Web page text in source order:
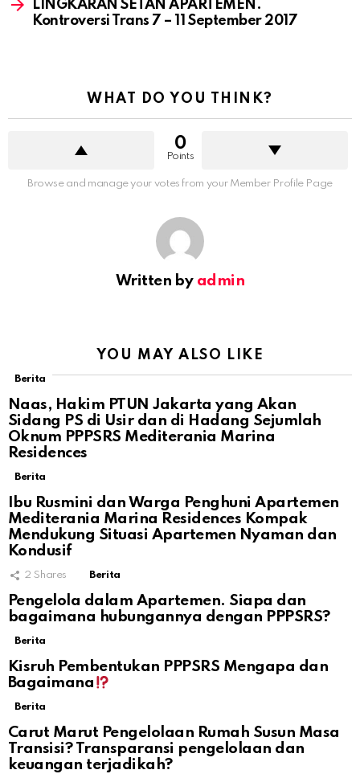
LINGKARAN SETAN APARTEMEN.
Kontroversi Trans 7 – 11 September 2017
WHAT DO YOU THINK?
0
Points
Browse and manage your votes from your Member Profile Page
Written by admin
YOU MAY ALSO LIKE
Berita
Naas, Hakim PTUN Jakarta yang Akan
Sidang PS di Usir dan di Hadang Sejumlah
Oknum PPPSRS Mediterania Marina
Residences
Berita
Ibu Rusmini dan Warga Penghuni Apartemen
Mediterania Marina Residences Kompak
Mendukung Situasi Apartemen Nyaman dan
Kondusif
2 Shares Berita
Pengelola dalam Apartemen. Siapa dan
bagaimana hubungannya dengan PPPSRS?
Berita
Kisruh Pembentukan PPPSRS Mengapa dan
Bagaimana
Berita
Carut Marut Pengelolaan Rumah Susun Masa
Transisi? Transparansi pengelolaan dan
keuangan terjadikah?